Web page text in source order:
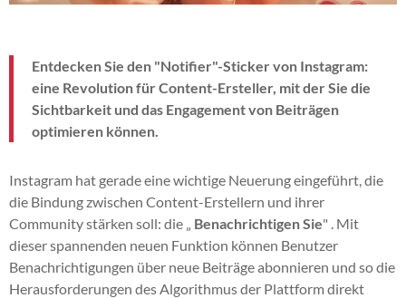
Entdecken Sie den "Notifier"-Sticker von Instagram:
eine Revolution für Content-Ersteller, mit der Sie die
Sichtbarkeit und das Engagement von Beiträgen
optimieren können.
Instagram hat gerade eine wichtige Neuerung eingeführt, die
die Bindung zwischen Content-Erstellern und ihrer
Community stärken soll: die „ Benachrichtigen Sie" . Mit
dieser spannenden neuen Funktion können Benutzer
Benachrichtigungen über neue Beiträge abonnieren und so die
Herausforderungen des Algorithmus der Plattform direkt